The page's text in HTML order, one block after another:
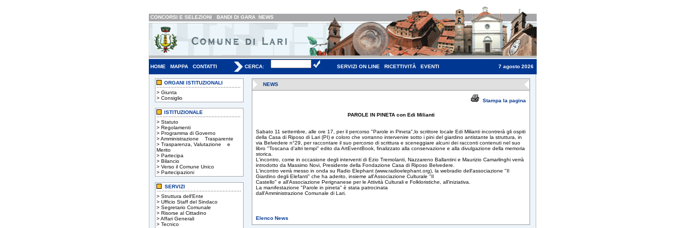
CONCORSI E SELEZIONI BANDI DI GARA NEWS
HOME MAPPA CONTATTI CERCA: SERVIZI ON LINE RICETTIVITÀ EVENTI 7 agosto 2026
ORGANI ISTITUZIONALI
> Giunta
> Consiglio
ISTITUZIONALE
> Statuto
> Regolamenti
> Programma di Governo
>Amministrazione Trasparente
> Trasparenza, Valutazione e
Merito
> Partecipa
> Bilancio
> Verso il Comune Unico
> Partecipazioni
SERVIZI
> Struttura dell'Ente
> Ufficio Staff del Sindaco
> Segretario Comunale
> Risorse al Cittadino
>Affari Generali
> Tecnico
NEWS
Stampa la pagina
PAROLE IN PINETA con Edi Milianti
Sabato 11 settembre, alle ore 17, per il percorso "Parole in Pineta",lo scrittore locale Edi Milianti incontrerà gli ospiti
della Casa di Riposo di Lari (PI) e coloro che vorranno intervenire sotto i pini del giardino antistante la struttura, in
via Belvedere n°29, per raccontare il suo percorso di scrittura e sceneggiare alcuni dei racconti contenuti nel suo
libro "Toscana d'altri tempi" edito da ArtEventBook, finalizzato alla conservazione e alla divulgazione della memoria
storica.
L'incontro, come in occasione degli interventi di Ezio Tremolanti, Nazzareno Ballantini e Maurizio Camarlinghi verrà
introdotto da Massimo Novi, Presidente della Fondazione Casa di Riposo Belvedere.
L'incontro verrà messo in onda su Radio Elephant (www.radioelephant.org), la webradio dell'associazione "Il
Giardino degli Elefanti" che ha aderito, insieme all'Associazione Culturale "Il
Castello" e all'Associazione Perignanese per le Attività Culturali e Folkloristiche, all'iniziativa.
La manifestazione "Parole in pineta" è stata patrocinata
dall'Amministrazione Comunale di Lari.
Elenco News